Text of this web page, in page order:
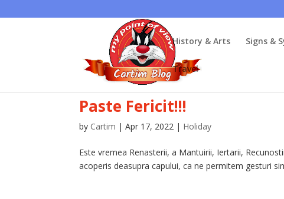
History & Arts Signs &
Travel
Paste Fericit!!!
by Cartim |Apr 17, 2022 | Holiday
Este vremea Renasterii, a Mantuirii, Iertarii,
acoperis deasupra capului, ca ne permitem gesturi